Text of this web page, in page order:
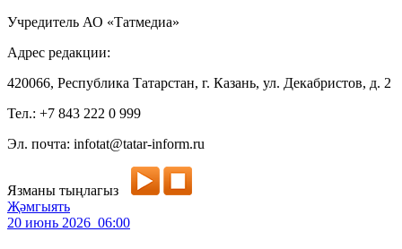
Учредитель АО «Татмедиа»
Адрес редакции:
420066, Республика Татарстан, г. Казань, ул. Декабристов, д. 2
Тел.: +7 843 222 0 999
Эл. почта: infotat@tatar-inform.ru
Язманы тыңлагыз
Җәмгыять
20 июнь 2026 06:00